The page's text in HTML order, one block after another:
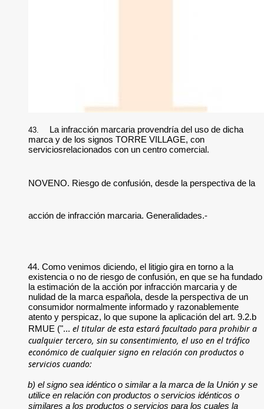
43.
La infracción marcaria provendría del uso de dicha
marca y de los signos TORRE VILLAGE, con
serviciosrelacionados con un centro comercial.
NOVENO. Riesgo de confusión, desde la perspectiva de la
acción de infracción marcaria. Generalidades.-
44. Como venimos diciendo, el litigio gira en torno a la
existencia o no de riesgo de confusión, en que se ha fundado
la estimación de la acción por infracción marcaria y de
nulidad de la marca española, desde la perspectiva de un
consumidor normalmente informado y razonablemente
atento y perspicaz, lo que supone la aplicación del art. 9.2.b
RMUE ("... el titular de esta estará facultado para prohibir a
cualquier tercero, sin su consentimiento, el uso en el tráfico
económico de cualquier signo en relación con productos o
servicios cuando:
b) el signo sea idéntico o similar a la marca de la Unión y se
utilice en relación con productos o servicios idénticos o
similares a los productos o servicios para los cuales la